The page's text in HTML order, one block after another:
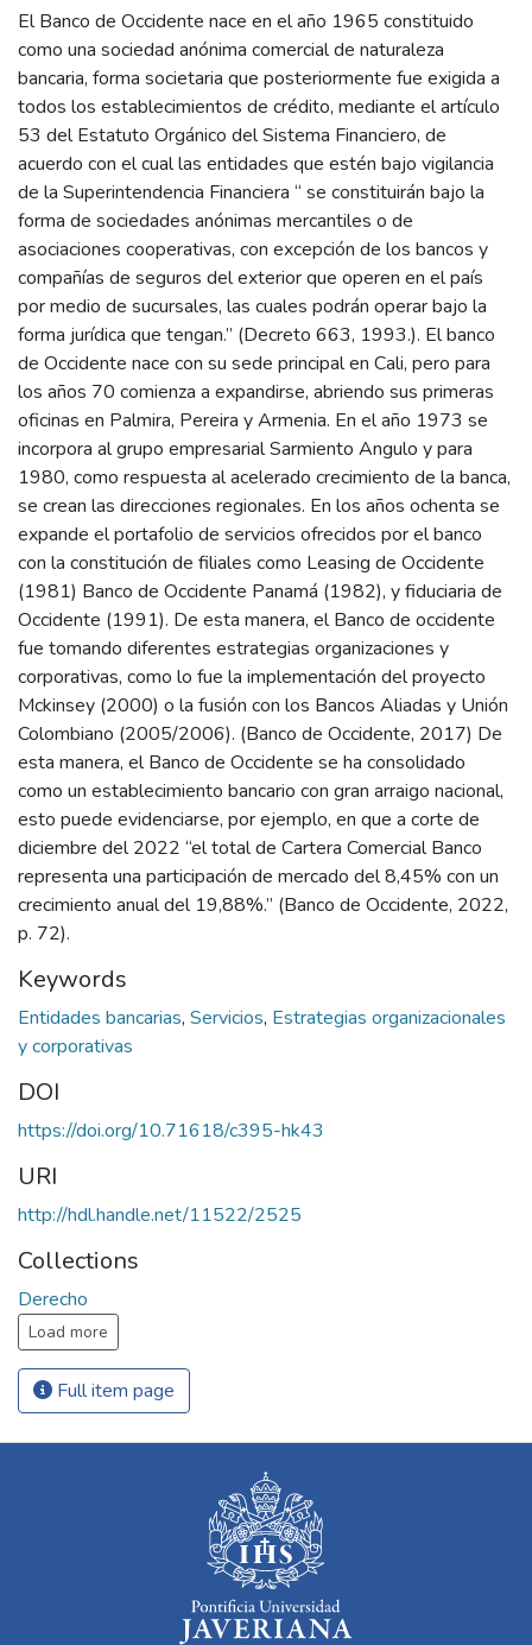
El Banco de Occidente nace en el año 1965 constituido
como una sociedad anónima comercial de naturaleza
bancaria, forma societaria que posteriormente fue exigida a
todos los establecimientos de crédito, mediante el artículo
53 del Estatuto Orgánico del Sistema Financiero, de
acuerdo con el cual las entidades que estén bajo vigilancia
de la Superintendencia Financiera “ se constituirán bajo la
forma de sociedades anónimas mercantiles o de
asociaciones cooperativas, con excepción de los bancos y
compañías de seguros del exterior que operen en el país
por medio de sucursales, las cuales podrán operar bajo la
forma jurídica que tengan.” (Decreto 663, 1993.). El banco
de Occidente nace con su sede principal en Cali, pero para
los años 70 comienza a expandirse, abriendo sus primeras
oficinas en Palmira, Pereira y Armenia. En el año 1973 se
incorpora al grupo empresarial Sarmiento Angulo y para
1980, como respuesta al acelerado crecimiento de la banca,
se crean las direcciones regionales. En los años ochenta se
expande el portafolio de servicios ofrecidos por el banco
con la constitución de filiales como Leasing de Occidente
(1981) Banco de Occidente Panamá (1982), y fiduciaria de
Occidente (1991). De esta manera, el Banco de occidente
fue tomando diferentes estrategias organizaciones y
corporativas, como lo fue la implementación del proyecto
Mckinsey (2000) o la fusión con los Bancos Aliadas y Unión
Colombiano (2005/2006). (Banco de Occidente, 2017) De
esta manera, el Banco de Occidente se ha consolidado
como un establecimiento bancario con gran arraigo nacional,
esto puede evidenciarse, por ejemplo, en que a corte de
diciembre del 2022 “el total de Cartera Comercial Banco
representa una participación de mercado del 8,45% con un
crecimiento anual del 19,88%.” (Banco de Occidente, 2022,
p. 72).
Keywords
Entidades bancarias, Servicios, Estrategias organizacionales
y corporativas
DOI
https://doi.org/10.71618/c395-hk43
URI
http://hdl.handle.net/11522/2525
Collections
Derecho
Load more
Full item page